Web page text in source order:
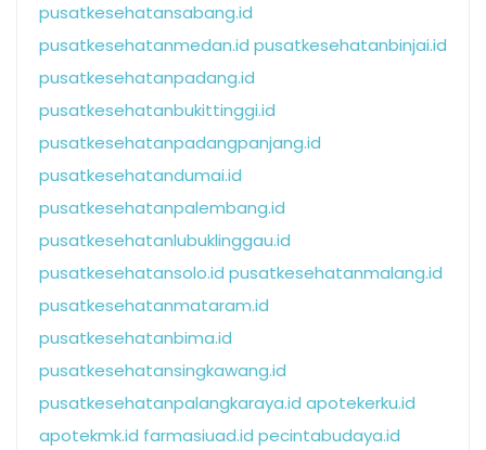
pusatkesehatansabang.id
pusatkesehatanmedan.id pusatkesehatanbinjai.id
pusatkesehatanpadang.id
pusatkesehatanbukittinggi.id
pusatkesehatanpadangpanjang.id
pusatkesehatandumai.id
pusatkesehatanpalembang.id
pusatkesehatanlubuklinggau.id
pusatkesehatansolo.id pusatkesehatanmalang.id
pusatkesehatanmataram.id
pusatkesehatanbima.id
pusatkesehatansingkawang.id
pusatkesehatanpalangkaraya.id apotekerku.id
apotekmk.id farmasiuad.id pecintabudaya.id